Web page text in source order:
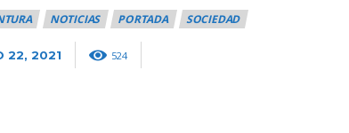
NOTICIAS PORTADA SOCIEDAD
22, 2021 524